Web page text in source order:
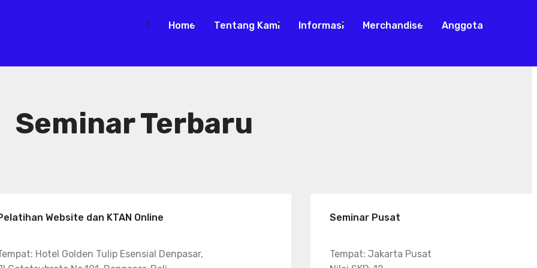
Home Tentang Kami Informasi Merchandise Anggota
Seminar Terbaru
Website dan KTAN Online
Hotel Golden Tulip Esensial Denpasar,
Seminar Pusat
Tempat: Jakarta Pusat